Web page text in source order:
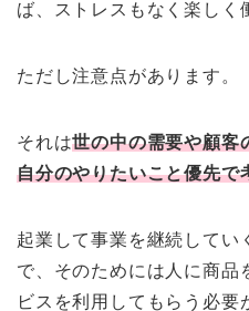
ば、ストレスもなく楽しく
ただし注意点があります。
それは世の中の需要や顧客
自分のやりたいこと優先で
起業して事業を継続してい
で、そのためには人に商品
ビスを利用してもらう必要